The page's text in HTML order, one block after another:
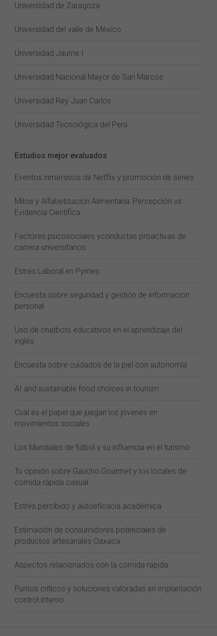
Universidad de Zaragoza
Universidad del valle de México
Universidad Jaume I
Universidad Nacional Mayor de San Marcos
Universidad Rey Juan Carlos
Universidad Tecnológica del Perú
Estudios mejor evaluados
Eventos inmersivos de Netflix y promoción de series
Mitos y Alfabetización Alimentaria: Percepción vs
Evidencia Científica
Factores psicosociales yconductas proactivas de
carrera universitarios
Estrés Laboral en Pymes
Encuesta sobre seguridad y gestión de informacion
personal
Uso de chatbots educativos en el aprendizaje del
inglés
Encuesta sobre cuidados de la piel con autonomía
AI and sustainable food choices in tourism
Cual es el papel que juegan los jóvenes en
movimientos sociales
Los Mundiales de fútbol y su influencia en el turismo
Tu opinión sobre Gaucho Gourmet y los locales de
comida rápida casual
Estrés percibido y autoeficacia académica
Estimación de consumidores potenciales de
productos artesanales Oaxaca
Aspectos relacionados con la comida rapida
Puntos críticos y soluciones valoradas en implantación
control interno